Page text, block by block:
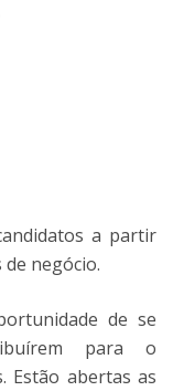
a partir
de negócio.
de se
para o
Estão abertas as